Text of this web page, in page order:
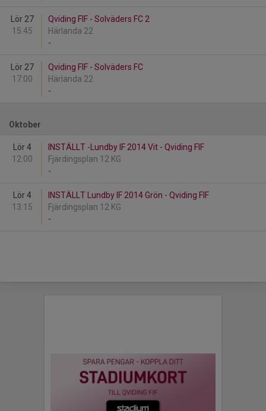
Lör 27
15:45
Qviding FIF - Solväders FC 2
Härlanda 22
-
Lör 27
17:00
Qviding FIF - Solväders FC
Härlanda 22
-
Oktober
Lör 4
12:00
INSTÄLLT -Lundby IF 2014 Vit - Qviding FIF
Fjärdingsplan 12 KG
-
Lör 4
13:15
INSTÄLLT Lundby IF 2014 Grön - Qviding FIF
Fjärdingsplan 12 KG
-